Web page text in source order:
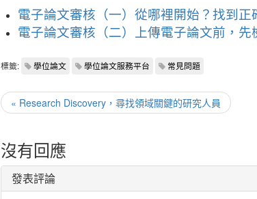
電子論文審核（一）從哪裡開始？找到正
電子論文審核（二）上傳電子論文前，先
標籤: 學位論文 學位論文服務平台 常見問題
« Research Discovery，尋找領域關鍵的研究人員
沒有回應
發表評論